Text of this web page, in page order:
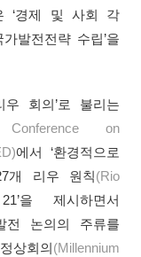
‘경제 및 사회 각
발전전략 수립’을
우 회의’로 불리는
on
에서 ‘환경적으로
개 리우 원칙(Rio
을 제시하면서
전 논의의 주류를
상회의(Millennium